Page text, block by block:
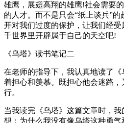
雄鹰，展翅高翔的雄鹰!社会需要
的人才。而不是只会“纸上谈兵”
开对我们过度的保护，让我们经
千世界里开辟属于自己的天空吧!
《乌塔》读书笔记二
在老师的指导下，我认真地读了
着担心和羡慕。既担心他会迷路
行。
当我读完《乌塔》这篇文章时，
想：为什么我没有像乌塔这种勇